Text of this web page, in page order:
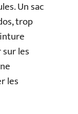
Un sac
trop
les
les